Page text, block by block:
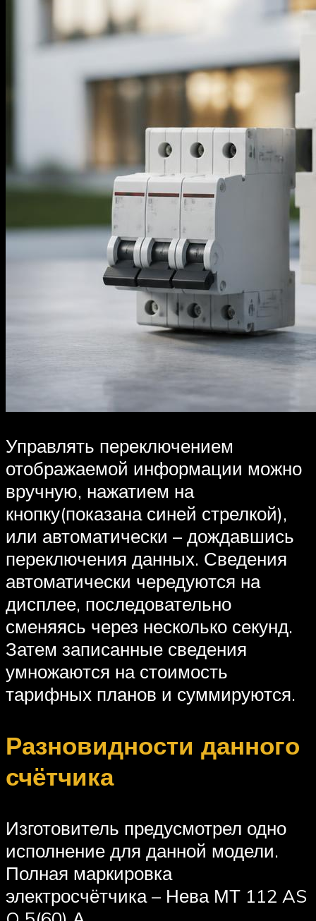
Управлять переключением
отображаемой информации можно
вручную, нажатием на
кнопку(показана синей стрелкой),
или автоматически – дождавшись
переключения данных. Сведения
автоматически чередуются на
дисплее, последовательно
сменяясь через несколько секунд.
Затем записанные сведения
умножаются на стоимость
тарифных планов и суммируются.
Разновидности данного
счётчика
Изготовитель предусмотрел одно
исполнение для данной модели.
Полная маркировка
электросчётчика – Нева МТ 112 AS